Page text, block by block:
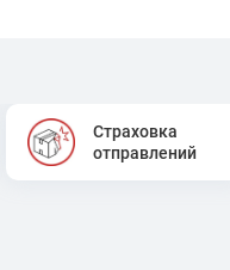
Страховка
отправлений